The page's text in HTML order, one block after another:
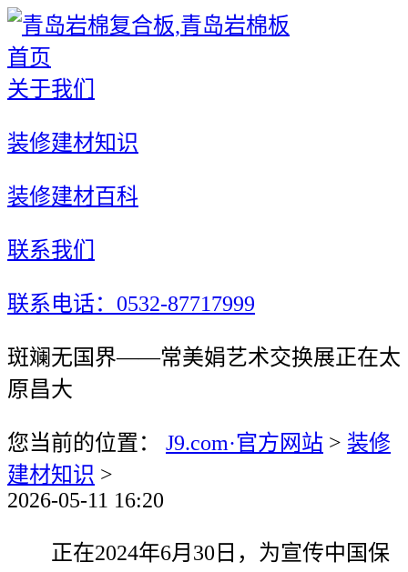
首页
关于我们
装修建材知识
装修建材百科
联系我们
联系电话：0532-87717999
斑斓无国界——常美娟艺术交换展正在太
原昌大
您当前的位置： J9.com·官方网站 > 装修
建材知识 >
2026-05-11 16:20
正在2024年6月30日，为宣传中国保